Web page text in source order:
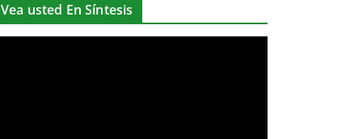
Vea usted En Síntesis